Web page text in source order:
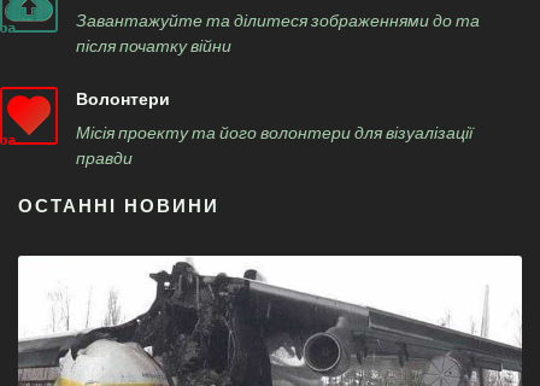
Завантажуйте та ділитеся зображеннями до та
після початку війни
Волонтери
Місія проекту та його волонтери для візуалізації
правди
ОСТАННІ НОВИНИ